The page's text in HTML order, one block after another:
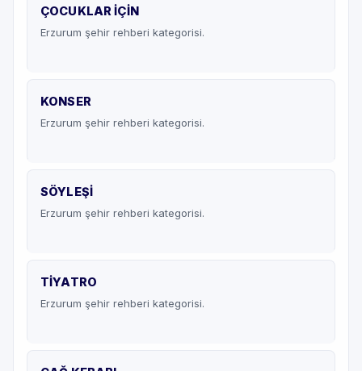
ÇOCUKLAR İÇİN
Erzurum şehir rehberi kategorisi.
KONSER
Erzurum şehir rehberi kategorisi.
SÖYLEŞI
Erzurum şehir rehberi kategorisi.
TİYATRO
Erzurum şehir rehberi kategorisi.